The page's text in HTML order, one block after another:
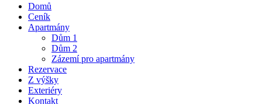
Domů
Ceník
Apartmány
Dům 1
Dům 2
Zázemí pro apartmány
Rezervace
Z výšky
Exteriéry
Kontakt